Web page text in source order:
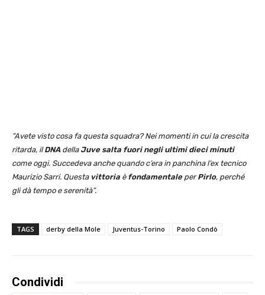
“Avete visto cosa fa questa squadra? Nei momenti in cui la crescita
ritarda, ilDNA della Juve salta fuori negli ultimi dieci minuti
come oggi. Succedeva anche quando c’era in panchina l’ex tecnico
Maurizio Sarri. Questa vittoria è fondamentale perPirlo, perché
gli dà tempo e serenità”.
TAGS derby della Mole Juventus-Torino Paolo Condò
Condividi